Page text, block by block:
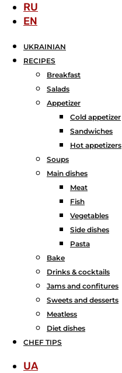
RU
EN
UKRAINIAN
RECIPES
Breakfast
Salads
Аppetizer
Cold appetizer
Sandwiches
Hot appetizers
Soups
Main dishes
Meat
Fish
Vegetables
Side dishes
Pasta
Bake
Drinks & cocktails
Jams and confitures
Sweets and desserts
Meatless
Diet dishes
CHEF TIPS
UA